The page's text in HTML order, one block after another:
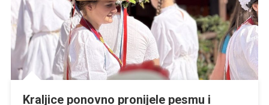
Kraljice ponovno pronijele pesmu i